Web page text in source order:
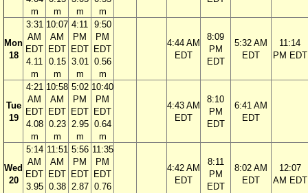
m
m
m
m
Mon
18
3:31
AM
EDT
4.11
m
10:07
AM
EDT
0.15
m
4:11
PM
EDT
3.01
m
9:50
PM
EDT
0.56
m
4:44 AM
EDT
8:09
PM
EDT
5:32 AM
EDT
11:14
PM EDT
Tue
19
4:21
AM
EDT
4.08
m
10:58
AM
EDT
0.23
m
5:02
PM
EDT
2.95
m
10:40
PM
EDT
0.64
m
4:43 AM
EDT
8:10
PM
EDT
6:41 AM
EDT
Wed
20
5:14
AM
EDT
3.95
11:51
AM
EDT
0.38
5:56
PM
EDT
2.87
11:35
PM
EDT
0.76
4:42 AM
EDT
8:11
PM
EDT
8:02 AM
EDT
12:07
AM EDT